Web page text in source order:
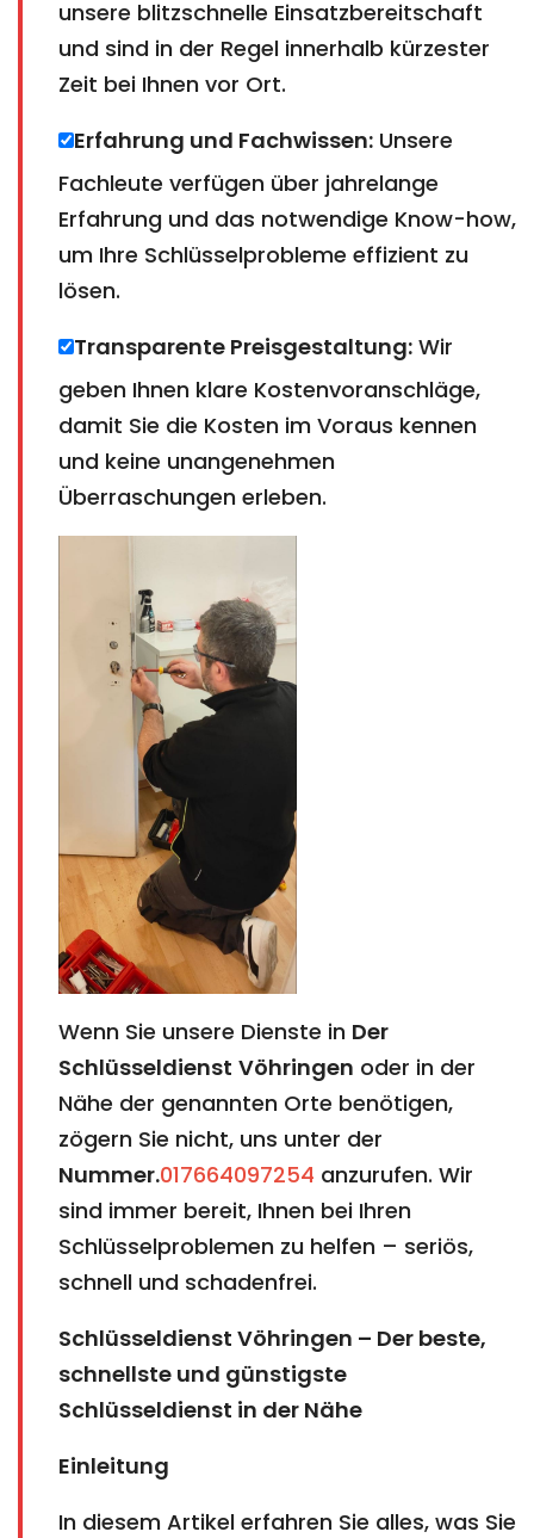
unsere blitzschnelle Einsatzbereitschaft
und sind in der Regel innerhalb kürzester
Zeit bei Ihnen vor Ort.
Erfahrung und Fachwissen: Unsere
Fachleute verfügen über jahrelange
Erfahrung und das notwendige Know-how,
um Ihre Schlüsselprobleme effizient zu
lösen.
Transparente Preisgestaltung: Wir
geben Ihnen klare Kostenvoranschläge,
damit Sie die Kosten im Voraus kennen
und keine unangenehmen
Überraschungen erleben.
Wenn Sie unsere Dienste in Der
Schlüsseldienst Vöhringen oder in der
Nähe der genannten Orte benötigen,
zögern Sie nicht, uns unter der
Nummer.017664097254 anzurufen. Wir
sind immer bereit, Ihnen bei Ihren
Schlüsselproblemen zu helfen – seriös,
schnell und schadenfrei.
Schlüsseldienst Vöhringen – Der beste,
schnellste und günstigste
Schlüsseldienst in der Nähe
Einleitung
In diesem Artikel erfahren Sie alles, was Sie